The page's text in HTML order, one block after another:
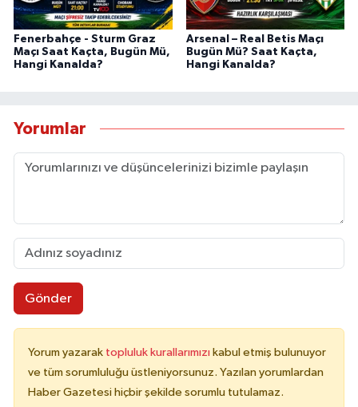
Fenerbahçe - Sturm Graz
Maçı Saat Kaçta, Bugün Mü,
Hangi Kanalda?
Arsenal – Real Betis Maçı
Bugün Mü? Saat Kaçta,
Hangi Kanalda?
Yorumlar
Gönder
Yorum yazarak topluluk kurallarımızı kabul etmiş bulunuyor
ve tüm sorumluluğu üstleniyorsunuz. Yazılan yorumlardan
Haber Gazetesi hiçbir şekilde sorumlu tutulamaz.